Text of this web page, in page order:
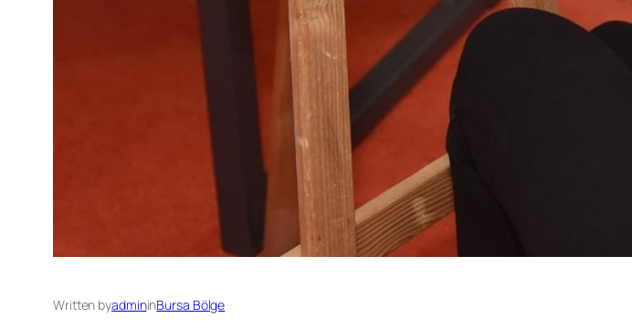
Written byadmininBursa Bölge